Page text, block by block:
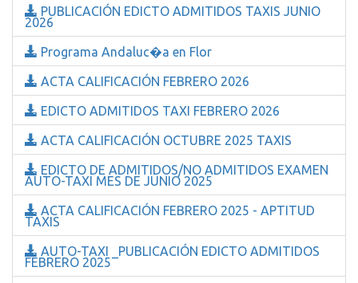
PUBLICACIÓN EDICTO ADMITIDOS TAXIS JUNIO
2026
Programa Andaluc�a en Flor
ACTA CALIFICACIÓN FEBRERO 2026
EDICTO ADMITIDOS TAXI FEBRERO 2026
ACTA CALIFICACIÓN OCTUBRE 2025 TAXIS
EDICTO DE ADMITIDOS/NO ADMITIDOS EXAMEN
AUTO-TAXI MES DE JUNIO 2025
ACTA CALIFICACIÓN FEBRERO 2025 - APTITUD
TAXIS
AUTO-TAXI _PUBLICACIÓN EDICTO ADMITIDOS
FEBRERO 2025